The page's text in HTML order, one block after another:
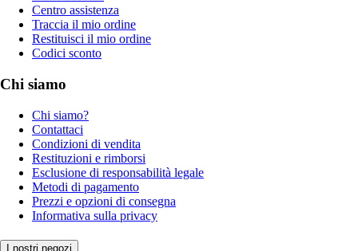
Centro assistenza
Traccia il mio ordine
Restituisci il mio ordine
Codici sconto
Chi siamo
Chi siamo?
Contattaci
Condizioni di vendita
Restituzioni e rimborsi
Esclusione di responsabilità legale
Metodi di pagamento
Prezzi e opzioni di consegna
Informativa sulla privacy
I nostri negozi